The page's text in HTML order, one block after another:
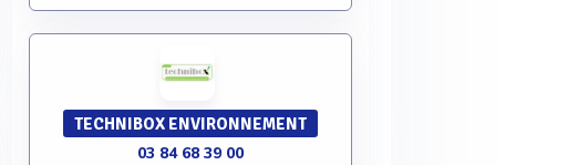
TECHNIBOX ENVIRONNEMENT
03 84 68 39 00